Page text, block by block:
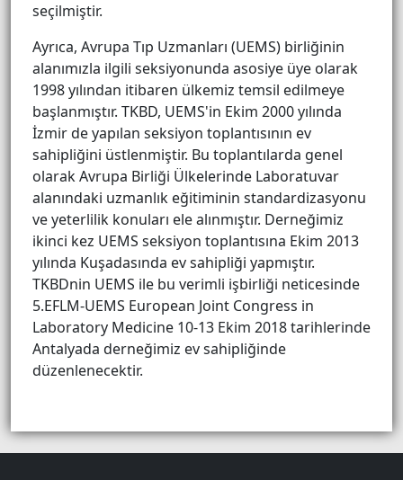
seçilmiştir.
Ayrıca, Avrupa Tıp Uzmanları (UEMS) birliğinin
alanımızla ilgili seksiyonunda asosiye üye olarak
1998 yılından itibaren ülkemiz temsil edilmeye
başlanmıştır. TKBD, UEMS'in Ekim 2000 yılında
İzmir de yapılan seksiyon toplantısının ev
sahipliğini üstlenmiştir. Bu toplantılarda genel
olarak Avrupa Birliği Ülkelerinde Laboratuvar
alanındaki uzmanlık eğitiminin standardizasyonu
ve yeterlilik konuları ele alınmıştır. Derneğimiz
ikinci kez UEMS seksiyon toplantısına Ekim 2013
yılında Kuşadasında ev sahipliği yapmıştır.
TKBDnin UEMS ile bu verimli işbirliği neticesinde
5.EFLM-UEMS European Joint Congress in
Laboratory Medicine 10-13 Ekim 2018 tarihlerinde
Antalyada derneğimiz ev sahipliğinde
düzenlenecektir.